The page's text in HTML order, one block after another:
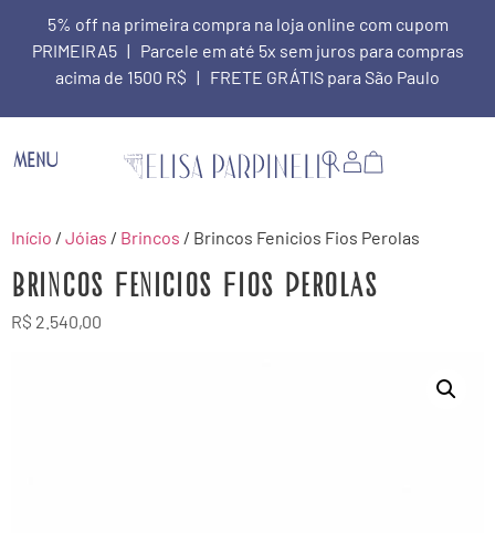
5% off na primeira compra na loja online com cupom
PRIMEIRA5 | Parcele em até 5x sem juros para compras
acima de 1500 R$ | FRETE GRÁTIS para São Paulo
MENU
Início / Jóias / Brincos / Brincos Fenicios Fios Perolas
Brincos Fenicios Fios Perolas
R$ 2.540,00